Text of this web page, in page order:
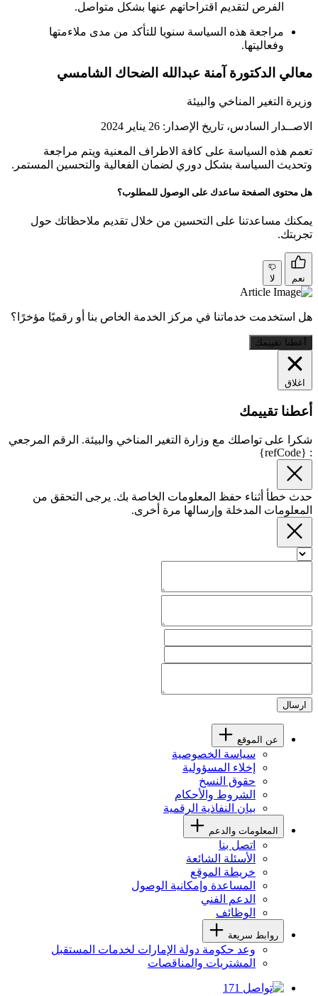
الفرص لتقديم اقتراحاتهم عنها بشكل متواصل.
مراجعة هذه السياسة سنويا للتأكد من مدى ملاءمتها
وفعاليتها.
معالي الدكتورة آمنة عبدالله الضحاك الشامسي
وزيرة التغير المناخي والبيئة
الاصــدار السادس، تاريخ الإصدار: 26 يناير 2024
تعمم هذه السياسة على كافة الاطراف المعنية ويتم مراجعة
وتحديث السياسة بشكل دوري لضمان الفعالية والتحسين المستمر.
هل محتوى الصفحة ساعدك على الوصول للمطلوب؟
يمكنك مساعدتنا على التحسين من خلال تقديم ملاحظاتك حول
تجربتك.
نعم لا
هل استخدمت خدماتنا في مركز الخدمة الخاص بنا أو رقميًا مؤخرًا؟
أعطنا تقييمك
اغلاق
أعطنا تقييمك
شكرا على تواصلك مع وزارة التغير المناخي والبيئة. الرقم المرجعي
: {refCode}
حدث خطأ أثناء حفظ المعلومات الخاصة بك. يرجى التحقق من
المعلومات المدخلة وإرسالها مرة أخرى.
ارسال
عن الموقع
سياسة الخصوصية
إخلاء المسؤولية
حقوق النسخ
الشروط والأحكام
بيان النفاذية الرقمية
المعلومات والدعم
اتصل بنا
الأسئلة الشائعة
خريطة الموقع
المساعدة وإمكانية الوصول
الدعم الفني
الوظائف
روابط سريعة
وعد حكومة دولة الإمارات لخدمات المستقبل
المشتريات والمناقصات